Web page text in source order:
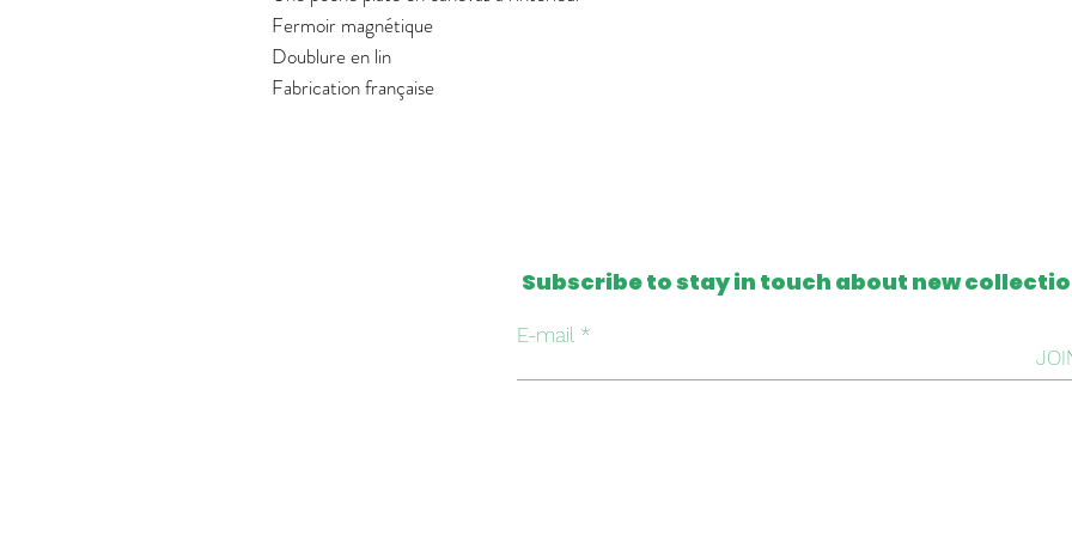
Fermoir magnétique
Doublure en lin
Fabrication française
Subscribe to stay in touch about new
E-mail